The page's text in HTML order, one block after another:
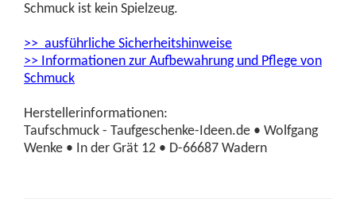
Schmuck ist kein Spielzeug.
>> ausführliche Sicherheitshinweise
>> Informationen zur Aufbewahrung und Pflege von
Schmuck
Herstellerinformationen:
Taufschmuck - Taufgeschenke-Ideen.de • Wolfgang
Wenke • In der Grät 12 • D-66687 Wadern